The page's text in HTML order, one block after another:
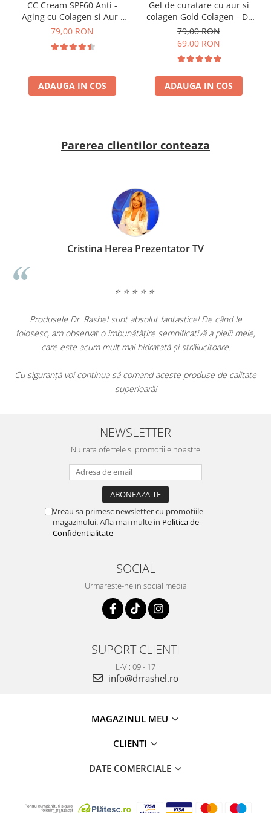
CC Cream SPF60 Anti -
Aging cu Colagen si Aur -
Dr. Rashel 24K Gold Make-
79,00 RON
ADAUGA IN COS
Gel de curatare cu aur si
colagen Gold Colagen - Dr
Rashel Wash Gel Foam
Cleanser 100 ml
79,00 RON
69,00 RON
ADAUGA IN COS
Parerea clientilor conteaza
Cristina Herea Prezentator TV
⭐ ⭐ ⭐ ⭐ ⭐
Produsele Dr. Rashel sunt absolut fantastice! De când le
folosesc, am observat o îmbunătățire semnificativă a pielii mele,
care este acum mult mai hidratată și strălucitoare.
Cu siguranță voi continua să comand aceste produse de calitate
superioară!
NEWSLETTER
Nu rata ofertele si promotiile noastre
Vreau sa primesc newsletter cu promotiile
magazinului. Afla mai multe in Politica de
Confidentialitate
SOCIAL
Urmareste-ne in social media
SUPORT CLIENTI
L-V : 09 - 17
info@drrashel.ro
MAGAZINUL MEU
CLIENTI
DATE COMERCIALE